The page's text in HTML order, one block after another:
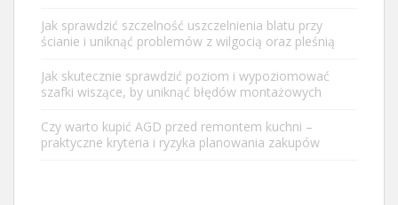
Jak sprawdzić szczelność uszczelnienia blatu przy
ścianie i uniknąć problemów z wilgocią oraz pleśnią
Jak skutecznie sprawdzić poziom i wypoziomować
szafki wiszące, by uniknąć błędów montażowych
Czy warto kupić AGD przed remontem kuchni –
praktyczne kryteria i ryzyka planowania zakupów